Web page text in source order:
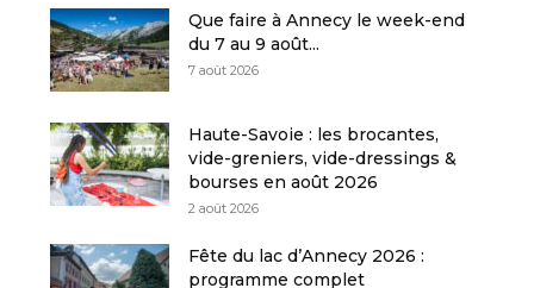
Que faire à Annecy le week-end
du 7 au 9 août...
7 août 2026
Haute-Savoie : les brocantes,
vide-greniers, vide-dressings &
bourses en août 2026
2 août 2026
Fête du lac d’Annecy 2026 :
programme complet